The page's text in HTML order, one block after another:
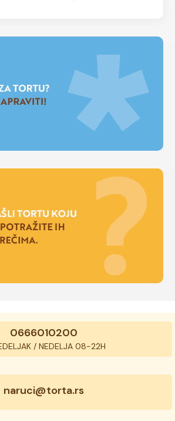
0666010200
/ NEDELJA 08-22H
naruci@torta.rs